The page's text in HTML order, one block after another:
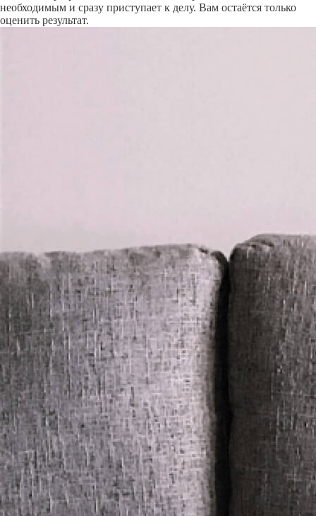
необходимым и сразу приступает к делу. Вам остаётся только
оценить результат.